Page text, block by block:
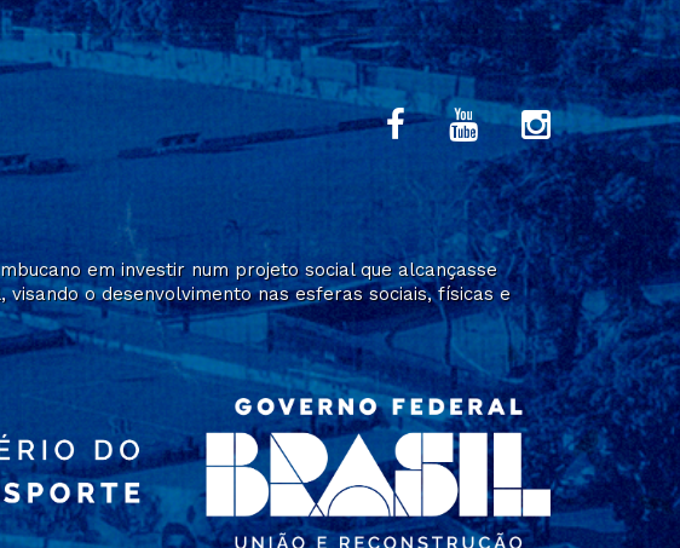
em investir num projeto social que alcançasse
o desenvolvimento nas esferas sociais, físicas e